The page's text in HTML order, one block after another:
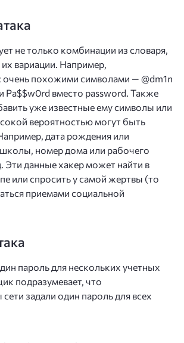
не только комбинации из словаря,
вариации. Например,
очень похожими символами — @dm1n
Pa$$w0rd вместо password. Также
уже известные ему символы или
вероятностью могут быть
дата рождения или
номер дома или рабочего
Эти данные хакер может найти в
или спросить у самой жертвы (то
приемами социальной
пароль для нескольких учетных
подразумевает, что
задали один пароль для всех